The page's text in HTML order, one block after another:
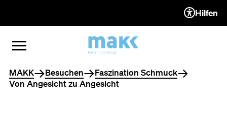
ZUM INHALT (ACCESSKEY 1)
ZUR NAVIGATION
ZUM FOOTER (ACCESSKEY 3)
MENÜ ÖFFNEN
MENÜ SCHLIESSEN
Hilfen
Sie befinden sich hier
MAKK Besuchen
Faszination Schmuck
Von Angesicht zu Angesicht